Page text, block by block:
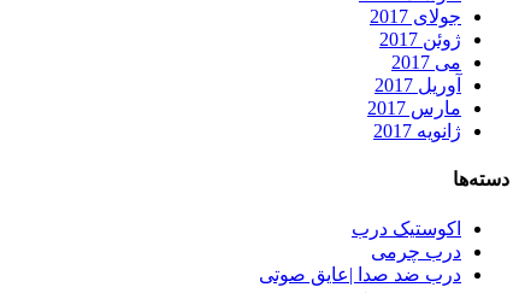
جولای 2017
ژوئن 2017
می 2017
آوریل 2017
مارس 2017
ژانویه 2017
دسته‌ها
اکوستیک درب
درب چرمی
درب ضد صدا |عایق صوتی